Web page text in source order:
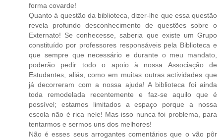
forma covarde!
Quanto à questão da biblioteca, dizer-lhe que essa questão
revela profundo desconhecimento de questões sobre o
Externato! Se conhecesse, saberia que existe um Grupo
constituído por professores responsáveis pela Biblioteca e
que sempre que necessário e durante o meu mandato,
poderão pedir todo o apoio à nossa Associação de
Estudantes, aliás, como em muitas outras actividades que
já decorreram com a nossa ajuda! A biblioteca foi ainda
toda remodelada recentemente e faz-se aquilo que é
possível; estamos limitados a espaço porque a nossa
escola não é rica nele! Mas isso nunca foi problema, para
tentarmos e sermos uns dos melhores!
Não é esses seus arrogantes comentários que o vão pôr